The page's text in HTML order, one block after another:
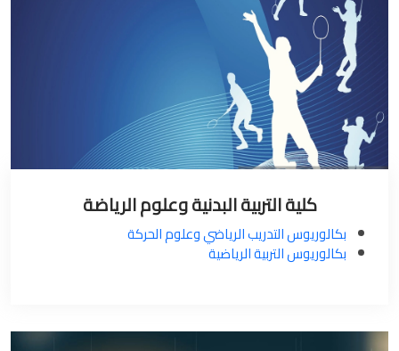
كلية التربية البدنية وعلوم الرياضة
بكالوريوس التدريب الرياضي وعلوم الحركة
بكالوريوس التربية الرياضية